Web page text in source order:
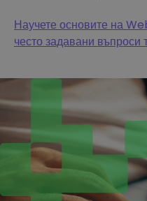
Научете основите на
често задавани въпроси